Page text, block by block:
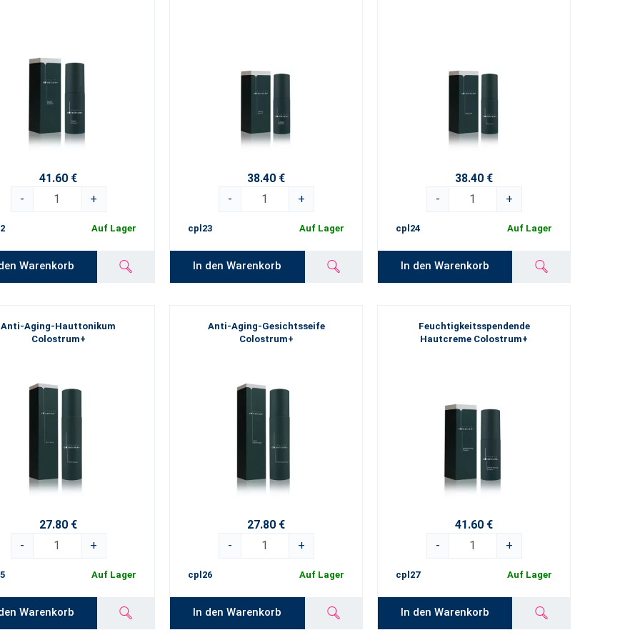
41.60 €
-
+
Auf Lager
Warenkorb
38.40 €
-
+
cpl23 Auf Lager
In den Warenkorb
38.40 €
-
+
cpl24 Auf Lager
In den Warenkorb
Anti-Aging-Hauttonikum
Colostrum+
27.80 €
-
+
Auf Lager
Warenkorb
Anti-Aging-Gesichtsseife
Colostrum+
27.80 €
-
+
cpl26 Auf Lager
In den Warenkorb
Feuchtigkeitsspendende
Hautcreme Colostrum+
41.60 €
-
+
cpl27 Auf Lager
In den Warenkorb